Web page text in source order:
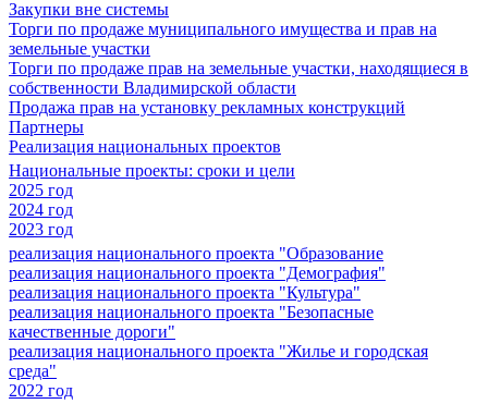
Закупки вне системы
Торги по продаже муниципального имущества и прав на
земельные участки
Торги по продаже прав на земельные участки, находящиеся в
собственности Владимирской области
Продажа прав на установку рекламных конструкций
Партнеры
Реализация национальных проектов
Национальные проекты: сроки и цели
2025 год
2024 год
2023 год
реализация национального проекта "Образование
реализация национального проекта "Демография"
реализация национального проекта "Культура"
реализация национального проекта "Безопасные
качественные дороги"
реализация национального проекта "Жилье и городская
среда"
2022 год